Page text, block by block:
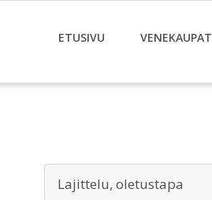
ETUSIVU VENEKAUPAT